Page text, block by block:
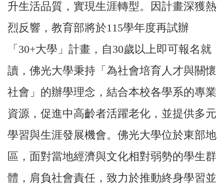
升生活品質，實現生涯轉型。因計畫深獲熱
烈反響，教育部將於115學年度再試辦
「30+大學」計畫，自30歲以上即可報名就
讀，佛光大學秉持「為社會培育人才與關懷
社會」的辦學理念，結合本校各學系的專業
資源，促進中高齡者活躍老化，並提供多元
學習與生涯發展機會。 佛光大學位於東部地
區，面對當地經濟與文化相對弱勢的學生群
體，肩負社會責任，致力於推動終身學習並